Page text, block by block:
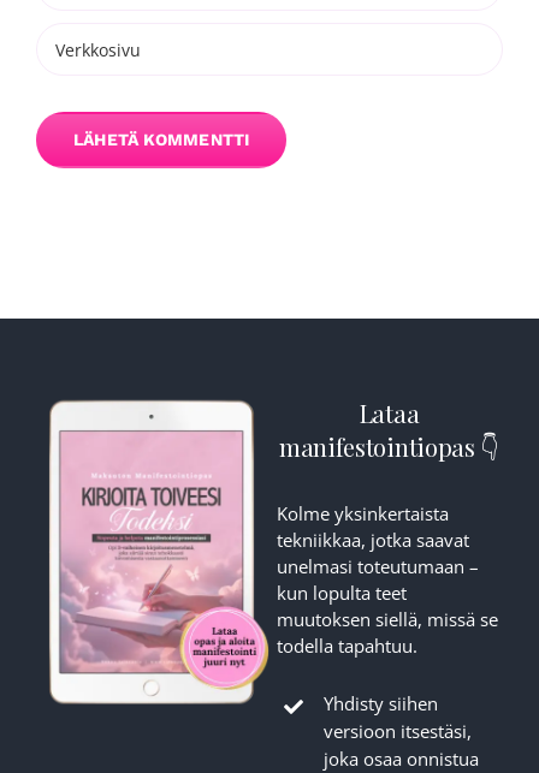
Lataa
manifestointiopas 👇
Kolme yksinkertaista
tekniikkaa, jotka saavat
unelmasi toteutumaan –
kun lopulta teet
muutoksen siellä, missä se
todella tapahtuu.
Yhdisty siihen
versioon itsestäsi,
joka osaa onnistua